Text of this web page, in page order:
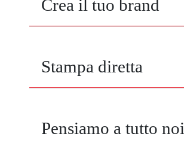
Crea il tuo brand
Stampa diretta
Pensiamo a tutto noi